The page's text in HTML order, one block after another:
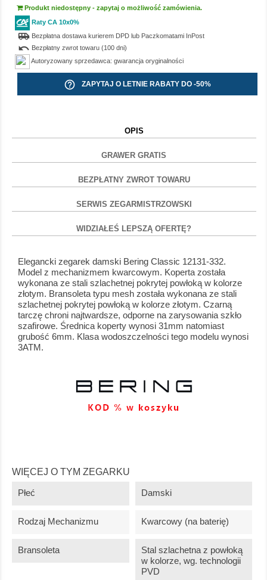
Produkt niedostępny - zapytaj o możliwość zamówienia.
Raty CA 10x0%
airport_shuttleBezpłatna dostawa kurierem DPD lub Paczkomatami InPost
undo Bezpłatny zwrot towaru (100 dni)
Autoryzowany sprzedawca: gwarancja oryginalności
help_outline ZAPYTAJ O LETNIE RABATY DO -50%
OPIS
GRAWER GRATIS
BEZPŁATNY ZWROT TOWARU
SERWIS ZEGARMISTRZOWSKI
WIDZIAŁEŚ LEPSZĄ OFERTĘ?
Elegancki zegarek damski Bering Classic 12131-332.
Model z mechanizmem kwarcowym. Koperta została
wykonana ze stali szlachetnej pokrytej powłoką w kolorze
złotym. Bransoleta typu mesh została wykonana ze stali
szlachetnej pokrytej powłoką w kolorze złotym. Czarną
tarczę chroni najtwardsze, odporne na zarysowania szkło
szafirowe. Średnica koperty wynosi 31mm natomiast
grubość 6mm. Klasa wodoszczelności tego modelu wynosi
3ATM.
WIĘCEJ O TYM ZEGARKU
Płeć Damski
Rodzaj Mechanizmu Kwarcowy (na baterię)
Bransoleta
Stal szlachetna z powłoką
w kolorze, wg. technologii
PVD